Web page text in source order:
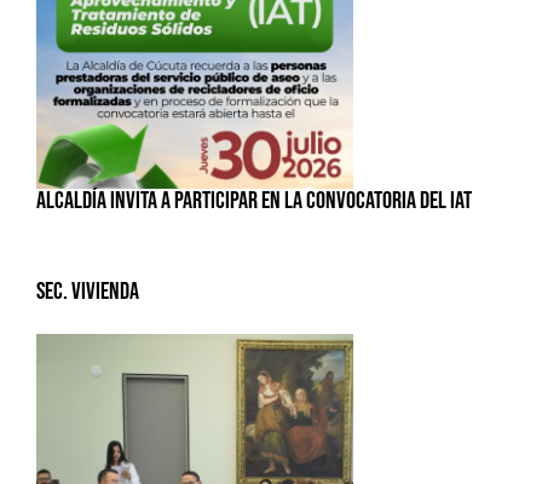
ALCALDÍA INVITA A PARTICIPAR EN LA CONVOCATORIA DEL IAT
Sec. Vivienda